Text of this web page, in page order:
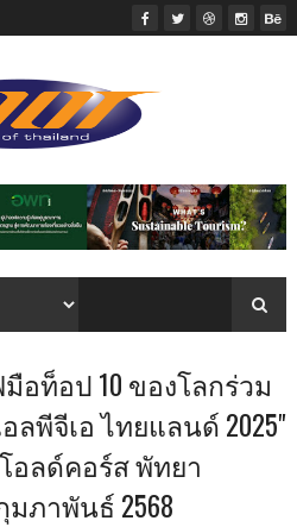
อท็อป 10 ของโลกร่วม
พีจีเอ ไทยแลนด์ 2025"
ลด์คอร์ส พัทยา
มภาพันธ์ 2568